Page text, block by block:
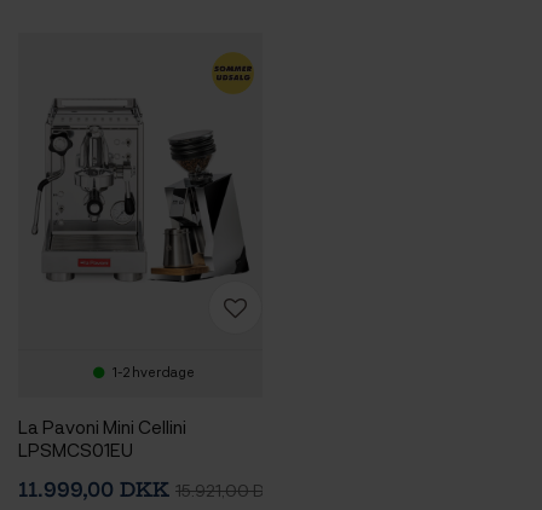
1-2 hverdage
La Pavoni Mini Cellini
LPSMCS01EU
Mignon Zero 65 Speedy
11.999,00 DKK 15.921,00 DKK